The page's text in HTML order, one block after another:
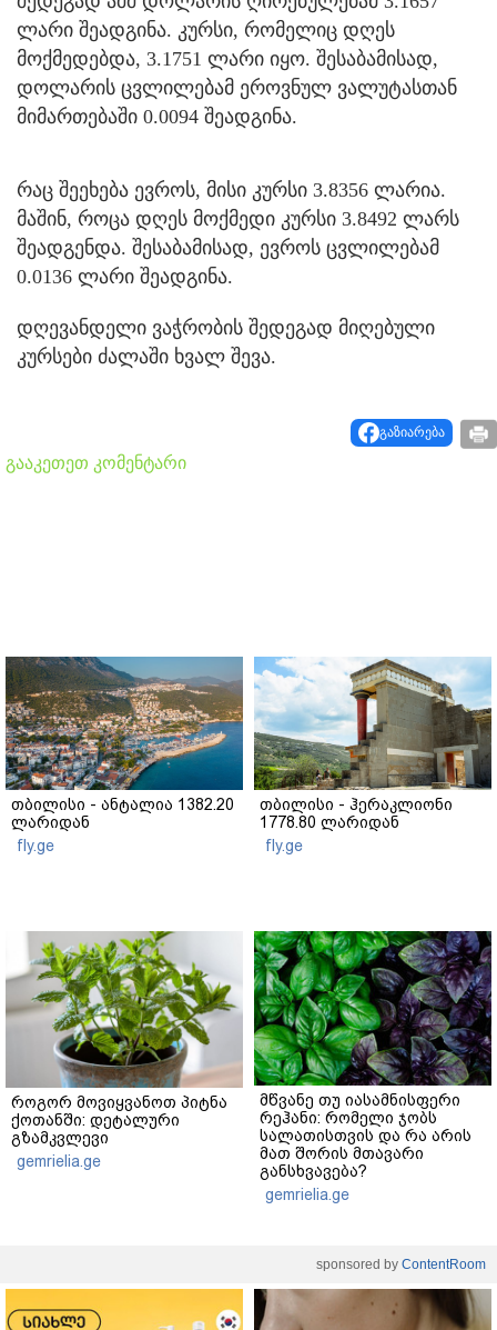
ლარი შეადგინა. კურსი, რომელიც დღეს
მოქმედებდა, 3.1751 ლარი იყო. შესაბამისად,
დოლარის ცვლილებამ ეროვნულ ვალუტასთან
მიმართებაში 0.0094 შეადგინა.
რაც შეეხება ევროს, მისი კურსი 3.8356 ლარია.
მაშინ, როცა დღეს მოქმედი კურსი 3.8492 ლარს
შეადგენდა. შესაბამისად, ევროს ცვლილებამ
0.0136 ლარი შეადგინა.
დღევანდელი ვაჭრობის შედეგად მიღებული
კურსები ძალაში ხვალ შევა.
გაზიარება
გააკეთეთ კომენტარი
თბილისი - ანტალია 1382.20
ლარიდან
fly.ge
თბილისი - ჰერაკლიონი
1778.80 ლარიდან
fly.ge
როგორ მოვიყვანოთ პიტნა
ქოთანში: დეტალური
გზამკვლევი
gemrielia.ge
მწვანე თუ იასამნისფერი
რეჰანი: რომელი ჯობს
სალათისთვის და რა არის
მათ შორის მთავარი
განსხვავება?
gemrielia.ge
sponsored by ContentRoom